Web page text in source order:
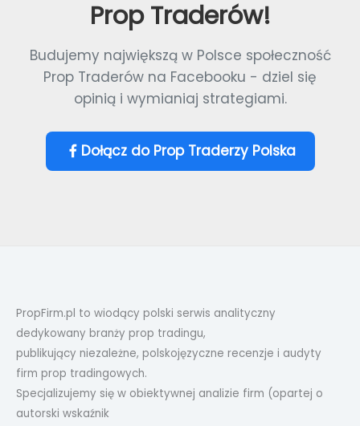
Prop Traderów!
Budujemy największą w Polsce społeczność
Prop Traderów na Facebooku - dziel się
opinią i wymianiaj strategiami.
Dołącz do Prop Traderzy Polska
PropFirm.pl to wiodący polski serwis analityczny
dedykowany branży prop tradingu,
publikujący niezależne, polskojęzyczne recenzje i audyty
firm prop tradingowych.
Specjalizujemy się w obiektywnej analizie firm (opartej o
autorski wskaźnik